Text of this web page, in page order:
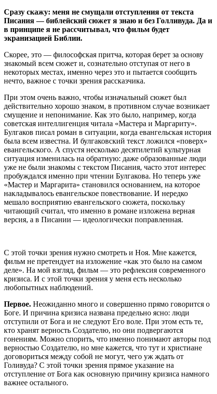
Сразу скажу: меня не смущали отступления от текста
Писания — библейский сюжет я знаю и без Голливуда. Да и
в принципе я не рассчитывал, что фильм будет
экранизацией Библии.
Скорее, это — философская притча, которая берет за основу
знакомый всем сюжет и, сознательно отступая от него в
некоторых местах, именно через это и пытается сообщить
нечто, важное с точки зрения рассказчика.
При этом очень важно, чтобы изначальный сюжет был
действительно хорошо знаком, в противном случае возникает
смущение и непонимание. Как это было, например, когда
советская интеллигенция читала «Мастера и Маргариту».
Булгаков писал роман в ситуации, когда евангельская история
была всем известна. И булгаковский текст ложился «поверх»
евангельского. А спустя несколько десятилетий культурная
ситуация изменилась на обратную: даже образованные люди
уже не были знакомы с текстом Писания, часто этот интерес
пробуждался именно при чтении Булгакова. Но теперь уже
«Мастер и Маргарита» становился основанием, на которое
накладывалось евангельское повествование. И нередко
мешало восприятию евангельского сюжета, поскольку
читающий считал, что именно в романе изложена верная
версия, а в Писании — идеологически поправленная.
С этой точки зрения нужно смотреть и Ноя. Мне кажется,
фильм не претендует на изложение «как это было на самом
деле». На мой взгляд, фильм — это рефлексия современного
кризиса. И с этой точки зрения у меня есть несколько
любопытных наблюдений.
Первое. Неожиданно много и совершенно прямо говорится о
Боге. И причина кризиса названа предельно ясно: люди
отступили от Бога и не следуют Его воле. При этом есть те,
кто хранят верность Создателю, но они подвергаются
гонениям. Можно спорить, что именно понимают авторы под
верностью Создателю, но мне кажется, что тут и христиане
договориться между собой не могут, чего уж ждать от
Голивуда? С этой точки зрения прямое указание на
отступление от Бога как основную причину кризиса намного
важнее остального.